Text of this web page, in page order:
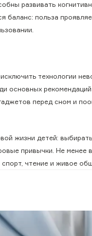
развивать
баланс: польза
технологии
основных
перед сном и
жизни детей: выбирать
привычки. Не менее
чтение и живое